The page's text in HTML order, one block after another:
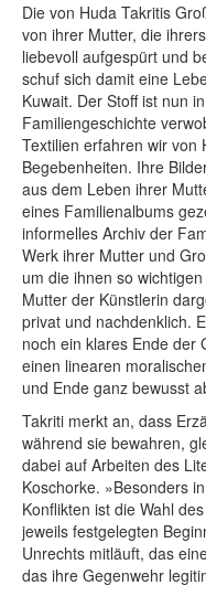
Die von Huda Takritis
von ihrer Mutter, die
liebevoll aufgespürt und
schuf sich damit eine
Kuwait. Der Stoff ist nun
Familiengeschichte
Textilien erfahren wir von
Begebenheiten. Ihre
aus dem Leben ihrer
eines Familienalbums
informelles Archiv der
Werk ihrer Mutter und
um die ihnen so
Mutter der Künstlerin
privat und nachdenklich.
noch ein klares Ende der
einen linearen
und Ende ganz bewusst
Takriti merkt an, dass
während sie bewahren,
dabei auf Arbeiten des
Koschorke. »Besonders
Konflikten ist die Wahl
jeweils festgelegten
Unrechts mitläuft, das
das ihre Gegenwehr